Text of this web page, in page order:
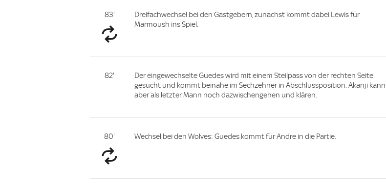
83'
Dreifachwechsel bei den Gastgebern, zunächst kommt dabei Lewis für
Marmoush ins Spiel.
82'
Der eingewechselte Guedes wird mit einem Steilpass von der rechten Seite
gesucht und kommt beinahe im Sechzehner in Abschlussposition. Akanji kann
aber als letzter Mann noch dazwischengehen und klären.
80' Wechsel bei den Wolves: Guedes kommt für Andre in die Partie.